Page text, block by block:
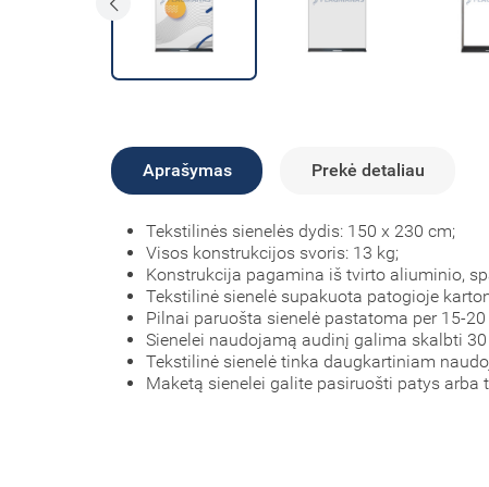
Aprašymas Prekė detaliau
Tekstilinės sienelės dydis: 150 x 230 cm;
Visos konstrukcijos svoris: 13 kg;
Konstrukcija pagamina iš tvirto aliuminio,
Tekstilinė sienelė supakuota patogioje
Pilnai paruošta sienelė pastatoma per 15-
Sienelei naudojamą audinį galima skalbti
Tekstilinė sienelė tinka daugkartiniam
Maketą sienelei galite pasiruošti patys